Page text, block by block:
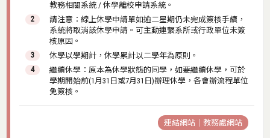
教務相關系統 / 休學離校申請系統。
請注意：線上休學申請單如逾二星期仍未完成簽核手續，
系統將取消該休學申請。可主動連繫系所或行政單位未簽
核原因。
休學以學期計，休學累計以二學年為原則。
繼續休學：原本為休學狀態的同學，如要繼續休學，可於
學期開始前(1月31日或7月31日)辦理休學，各會辦流程單位
免簽核。
連結網站｜教務處網站